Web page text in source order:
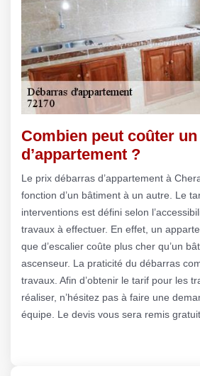
Combien peut coûter
d’appartement ?
Le prix débarras d’appartement à
fonction d’un bâtiment à un autre. Le
interventions est défini selon
travaux à effectuer. En effet, un
que d’escalier coûte plus cher qu’un
ascenseur. La praticité du débarras
travaux. Afin d’obtenir le tarif pour les
réaliser, n’hésitez pas à faire une
équipe. Le devis vous sera remis